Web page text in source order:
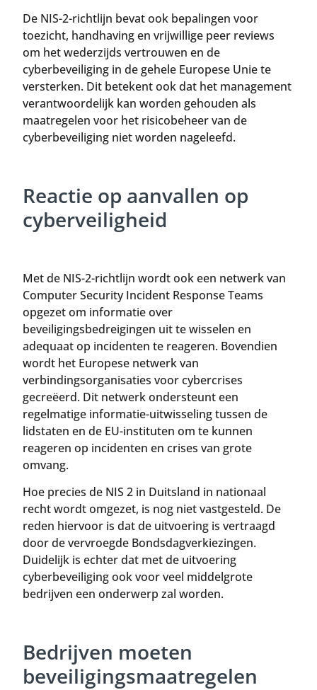
De NIS-2-richtlijn bevat ook bepalingen voor
toezicht, handhaving en vrijwillige peer reviews
om het wederzijds vertrouwen en de
cyberbeveiliging in de gehele Europese Unie te
versterken. Dit betekent ook dat het management
verantwoordelijk kan worden gehouden als
maatregelen voor het risicobeheer van de
cyberbeveiliging niet worden nageleefd.
Reactie op aanvallen op
cyberveiligheid
Met de NIS-2-richtlijn wordt ook een netwerk van
Computer Security Incident Response Teams
opgezet om informatie over
beveiligingsbedreigingen uit te wisselen en
adequaat op incidenten te reageren. Bovendien
wordt het Europese netwerk van
verbindingsorganisaties voor cybercrises
gecreëerd. Dit netwerk ondersteunt een
regelmatige informatie-uitwisseling tussen de
lidstaten en de EU-instituten om te kunnen
reageren op incidenten en crises van grote
omvang.
Hoe precies de NIS 2 in Duitsland in nationaal
recht wordt omgezet, is nog niet vastgesteld. De
reden hiervoor is dat de uitvoering is vertraagd
door de vervroegde Bondsdagverkiezingen.
Duidelijk is echter dat met de uitvoering
cyberbeveiliging ook voor veel middelgrote
bedrijven een onderwerp zal worden.
Bedrijven moeten
beveiligingsmaatregelen